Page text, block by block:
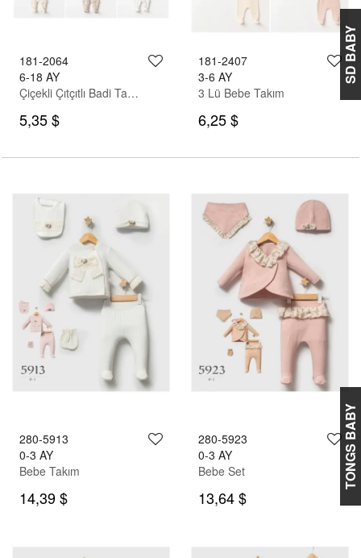
SD BABY
181-2064
6-18 AY
Çiçekli Çıtçıtlı Badi Takım
5,35 $
181-2407
3-6 AY
3 Lü Bebe Takım
6,25 $
TONGS BABY
280-5913
0-3 AY
Bebe Takım
14,39 $
280-5923
0-3 AY
Bebe Set
13,64 $